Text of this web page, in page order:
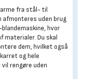
fra stål- til
afmonteres uden brug
hvor
materialer. Du skal
dem, hvilket også
og hele
rengøre uden